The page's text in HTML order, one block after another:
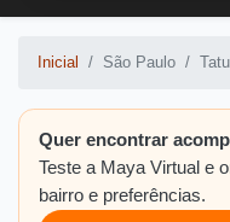
Inicial São Paulo
Quer encontrar
Teste a Maya Virtual e
bairro e preferências.